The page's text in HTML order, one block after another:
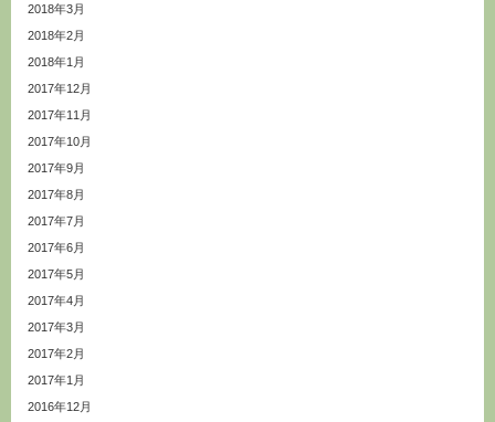
2018年3月
2018年2月
2018年1月
2017年12月
2017年11月
2017年10月
2017年9月
2017年8月
2017年7月
2017年6月
2017年5月
2017年4月
2017年3月
2017年2月
2017年1月
2016年12月